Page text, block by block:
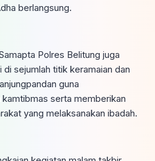
berlangsung.
Polres Belitung juga
sejumlah titik keramaian dan
guna
serta memberikan
yang melaksanakan ibadah.